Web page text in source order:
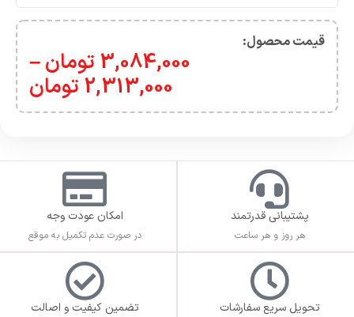
قیمت محصول:​
3,084,000 تومان–
2,313,000 تومان
پشتیبانی قدرتمند
هر روز و هر ساعت
امکان عودت وجه
در صورت عدم تکمیل به موقع
تحویل سریع سفارشات تضمین کیفیت و اصالت